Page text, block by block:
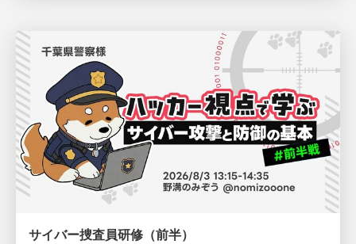
サイバー捜査員研修（前半）